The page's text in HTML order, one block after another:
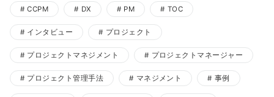
CCPM DX PM TOC
インタビュー プロジェクト
プロジェクトマネジメント プロジェクトマネージャー
プロジェクト管理手法 マネジメント 事例